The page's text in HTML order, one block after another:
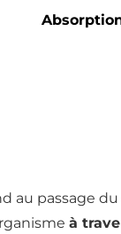
au passage
à